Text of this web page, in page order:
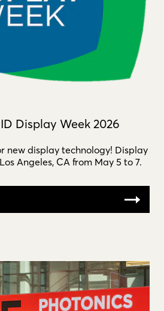
Display Week 2026
new display technology! Display
Angeles, CA from May 5 to 7.